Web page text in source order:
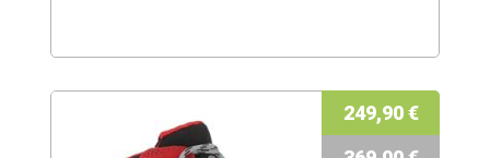
249,90 €